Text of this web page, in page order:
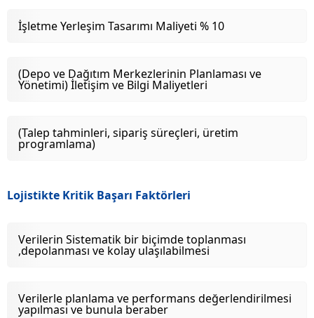
İşletme Yerleşim Tasarımı Maliyeti % 10
(Depo ve Dağıtım Merkezlerinin Planlaması ve
Yönetimi) İletişim ve Bilgi Maliyetleri
(Talep tahminleri, sipariş süreçleri, üretim
programlama)
Lojistikte Kritik Başarı Faktörleri
Verilerin Sistematik bir biçimde toplanması
,depolanması ve kolay ulaşılabilmesi
Verilerle planlama ve performans değerlendirilmesi
yapılması ve bunula beraber